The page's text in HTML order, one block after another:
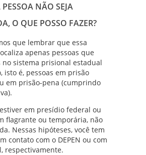
NÃO SEJA
O QUE POSSO FAZER?
que lembrar que essa
apenas pessoas que
no sistema prisional estadual
isto é, pessoas em prisão
em prisão-pena (cumprindo
em presídio federal ou
flagrante ou temporária, não
Nessas hipóteses, você tem
contato com o DEPEN ou com
respectivamente.